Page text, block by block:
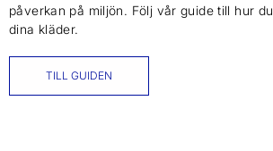
påverkan på miljön. Följ vår guide till hur
dina kläder.
TILL GUIDEN